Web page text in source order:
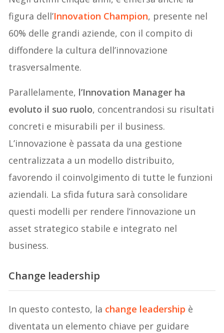
figura dell’Innovation Champion, presente nel
60% delle grandi aziende, con il compito di
diffondere la cultura dell’innovazione
trasversalmente.
Parallelamente, l’Innovation Manager ha
evoluto il suo ruolo, concentrandosi su risultati
concreti e misurabili per il business.
L’innovazione è passata da una gestione
centralizzata a un modello distribuito,
favorendo il coinvolgimento di tutte le funzioni
aziendali. La sfida futura sarà consolidare
questi modelli per rendere l’innovazione un
asset strategico stabile e integrato nel
business.
Change leadership
In questo contesto, la change leadership è
diventata un elemento chiave per guidare